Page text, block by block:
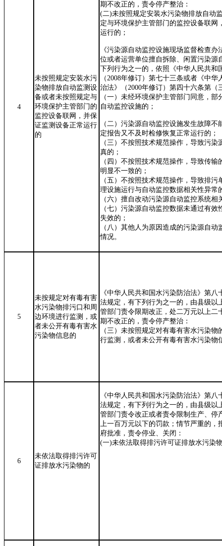
4
未按照规定安装水污
染物排放自动监测设
备或者未按照规定与
环境保护主管部门的
监控设备联网，并保
证监测设备正常运行
的
期不改正的，责令停产整治：
(二)未按照规定安装水污染物排放自动
定与环境保护主管部门的监控设备联网
运行的；
《污染源自动监控设施现场监督检查
位或者运营单位擅自拆除、闲置污染源
下列行为之一的，依照《中华人民共和
（2008年修订）第七十三条或者《中华
治法》（2000年修订）第四十六条第（
（一）未经环境保护主管部门同意，
自动监控设施的；
（二）污染源自动监控设施发生故障
定报告又不及时检修恢复正常运行的；
（三）不按照技术规范操作，导致污
真的；
（四）不按照技术规范操作，导致传
明显不一致的；
（五）不按照技术规范操作，导致排
理设施运行与自动监控数据相关性异常
（六）擅自改动污染源自动监控系统相
（七）污染源自动监控数据未通过有
失效的；
（八）其他人为原因造成的污染源自
情况。
5
未按规定对有毒有害
水污染物排污口和 周
边环境进行监测，或
者未公开有毒有害水
污染物信息的
《中华人民共和国水污染防治法》第八
法规定，有下列行为之一的，由县级以
管部门责令限期改正，处二万元以上二
期不改正的，责令停产整治：
（三）未按照规定对有毒有害水污染
行监测，或者未公开有毒有害水污染物
6
未依法取得排污许可
证排放水污染物的
《中华人民共和国水污染防治法》第八
法规定，有下列行为之一的，由县级以
管部门责令改正或者责令限制生产、停
上一百万元以下的罚款；情节严重的，
府批准，责令停业、关闭：
(一)未依法取得排污许可证排放水污染